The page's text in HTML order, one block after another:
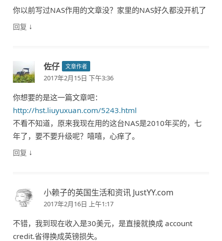
你以前写过NAS作用的文章没？家里的NAS好久都没开机了
回复 ↓
佐仔 文章作者
2017年2月15日 下午3:36
你想要的是这一篇文章吧：
http://hst.liuyuxuan.com/5243.html
不看不知道，原来我现在用的这台NAS是2010年买的，七
年了，要不要升级呢？嘻嘻，心痒了。
回复 ↓
小赖子的英国生活和资讯 JustYY.com
2017年2月16日 上午1:17
不错，我到现在收入是30美元，是直接就换成 account
credit.省得换成英镑损失。